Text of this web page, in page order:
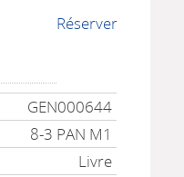
Réserver
GEN000644
8-3 PAN M1
Livre